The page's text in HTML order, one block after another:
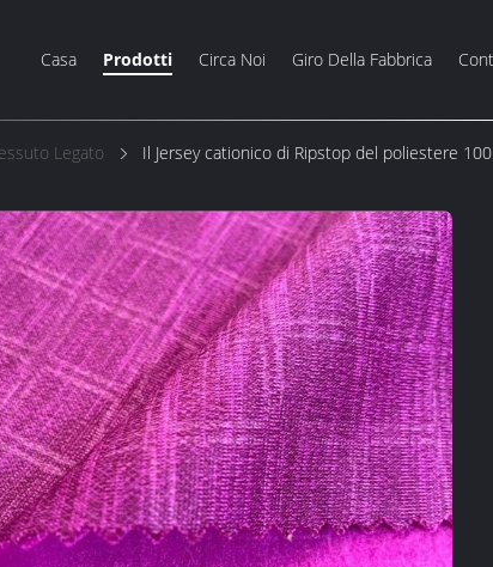
Casa Prodotti Circa Noi Giro Della Fabbrica
Legato Il Jersey cationico di Ripstop del poliestere